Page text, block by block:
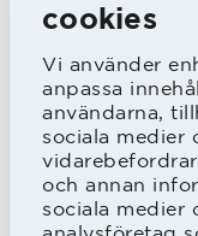
cookies
Vi använder
anpassa
användarna,
sociala medier
och annan
sociala medier